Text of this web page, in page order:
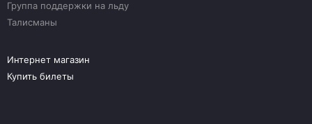
Группа поддержки на льду
Талисманы
Интернет магазин
Купить билеты